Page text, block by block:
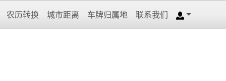
农历转换 城市距离 车牌归属地 联系我们